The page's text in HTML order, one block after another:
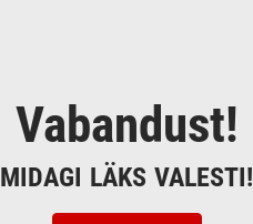
Vabandust!
MIDAGI LÄKS VALESTI!